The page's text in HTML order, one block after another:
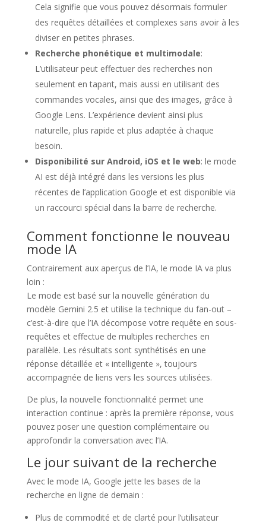
Cela signifie que vous pouvez désormais formuler
des requêtes détaillées et complexes sans avoir à les
diviser en petites phrases.
Recherche phonétique et multimodale:
L’utilisateur peut effectuer des recherches non
seulement en tapant, mais aussi en utilisant des
commandes vocales, ainsi que des images, grâce à
Google Lens. L’expérience devient ainsi plus
naturelle, plus rapide et plus adaptée à chaque
besoin.
Disponibilité sur Android, iOS et le web: le mode
AI est déjà intégré dans les versions les plus
récentes de l’application Google et est disponible via
un raccourci spécial dans la barre de recherche.
Comment fonctionne le nouveau
mode IA
Contrairement aux aperçus de l’IA, le mode IA va plus
loin :
Le mode est basé sur la nouvelle génération du
modèle Gemini 2.5 et utilise la technique du fan-out –
c’est-à-dire que l’IA décompose votre requête en sous-
requêtes et effectue de multiples recherches en
parallèle. Les résultats sont synthétisés en une
réponse détaillée et « intelligente », toujours
accompagnée de liens vers les sources utilisées.
De plus, la nouvelle fonctionnalité permet une
interaction continue : après la première réponse, vous
pouvez poser une question complémentaire ou
approfondir la conversation avec l’IA.
Le jour suivant de la recherche
Avec le mode IA, Google jette les bases de la
recherche en ligne de demain :
Plus de commodité et de clarté pour l’utilisateur